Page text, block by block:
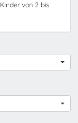
von 2 bis